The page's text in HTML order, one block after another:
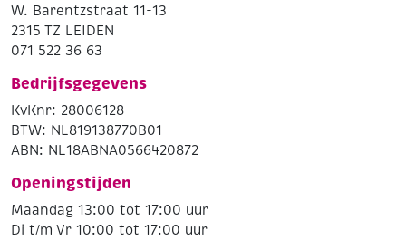
W. Barentzstraat 11-13
2315 TZ LEIDEN
071 522 36 63
Bedrijfsgegevens
KvKnr: 28006128
BTW: NL819138770B01
ABN: NL18ABNA0566420872
Openingstijden
Maandag 13:00 tot 17:00 uur
Di t/m Vr 10:00 tot 17:00 uur